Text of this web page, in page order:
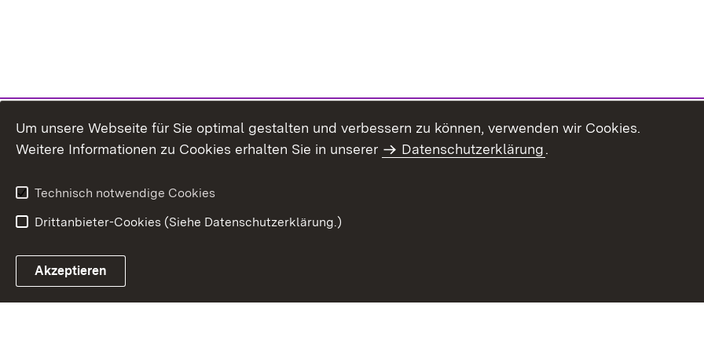
Um unsere Webseite für Sie optimal gestalten und verbessern zu können, verwenden wir Cookies.
Weitere Informationen zu Cookies erhalten Sie in unserer
Datenschutzerklärung.
Technisch notwendige Cookies
Drittanbieter-Cookies (Siehe Datenschutzerklärung.)
Akzeptieren